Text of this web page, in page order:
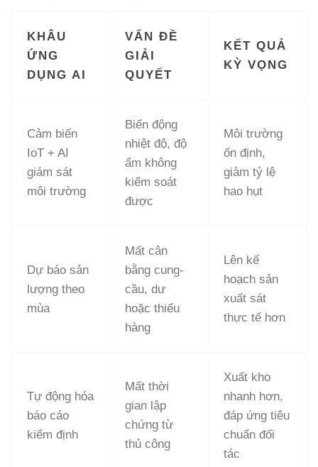
KHÂU
ỨNG
DỤNG AI
VẤN ĐỀ
GIẢI
QUYẾT
KẾT QUẢ
KỲ VỌNG
Cảm biến
IoT + AI
giám sát
môi trường
Biến động
nhiệt độ, độ
ẩm không
kiểm soát
được
Môi trường
ổn định,
giảm tỷ lệ
hao hụt
Dự báo sản
lượng theo
mùa
Mất cân
bằng cung-
cầu, dư
hoặc thiếu
hàng
Lên kế
hoạch sản
xuất sát
thực tế hơn
Tự động hóa
báo cáo
kiểm định
Mất thời
gian lập
chứng từ
thủ công
Xuất kho
nhanh hơn,
đáp ứng tiêu
chuẩn đối
tác